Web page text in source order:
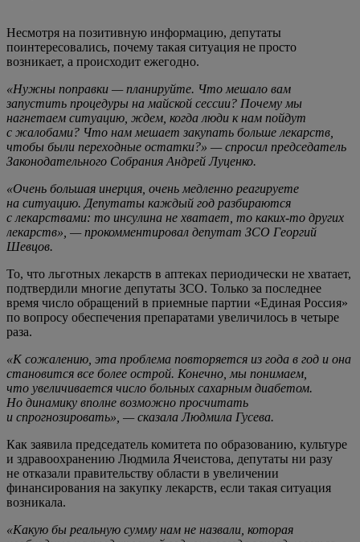
Несмотря на позитивную информацию, депутаты
поинтересовались, почему такая ситуация не просто
возникает, а происходит ежегодно.
«Нужны поправки — планируйте. Что мешало вам
запустить процедуры на майской сессии? Почему мы
нагнетаем ситуацию, ждем, когда люди к нам пойдут
с жалобами? Что нам мешает закупать больше лекарств,
чтобы были переходные остатки?» — спросил председатель
Законодательного Собрания Андрей Луценко.
«Очень большая инерция, очень медленно реагируете
на ситуацию. Депутаты каждый год разбираются
с лекарствами: то инсулина не хватает, то каких-то других
лекарств», — прокомментировал депутат ЗСО Георгий
Шевцов.
То, что льготных лекарств в аптеках периодически не хватает,
подтвердили многие депутаты ЗСО. Только за последнее
время число обращений в приемные партии «Единая Россия»
по вопросу обеспечения препаратами увеличилось в четыре
раза.
«К сожалению, эта проблема повторяется из года в год и она
становится все более острой. Конечно, мы понимаем,
что увеличивается число больных сахарным диабетом.
Но динамику вполне возможно просчитать
и спрогнозировать», — сказала Людмила Гусева.
Как заявила председатель комитета по образованию, культуре
и здравоохранению Людмила Ячеистова, депутаты ни разу
не отказали правительству области в увеличении
финансирования на закупку лекарств, если такая ситуация
возникала.
«Какую бы реальную сумму нам не назвали, которая